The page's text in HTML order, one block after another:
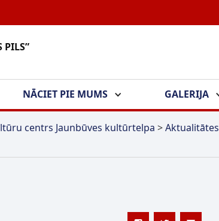
PILS”
NĀCIET PIE MUMS GALERIJA
centrs Jaunbūves kultūrtelpa >Aktualitātes